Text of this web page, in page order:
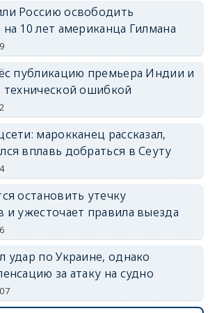
Россию освободить
10 лет американца Гилмана
публикацию премьера Индии и
технической ошибкой
марокканец рассказал,
вплавь добраться в Сеуту
остановить утечку
и ужесточает правила выезда
удар по Украине, однако
за атаку на судно